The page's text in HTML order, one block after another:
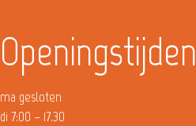
Openingstijden
ma gesloten
di 7:00 – 17.30